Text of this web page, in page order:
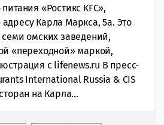
«Ростикс KFC»,
Карла Маркса, 5а. Это
омских заведений,
«переходной» маркой,
с lifenews.ru В пресс-
International Russia & CIS
на Карла...